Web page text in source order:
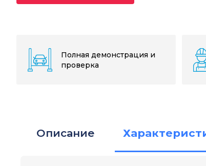
Полная демонстрация и
проверка
Описание